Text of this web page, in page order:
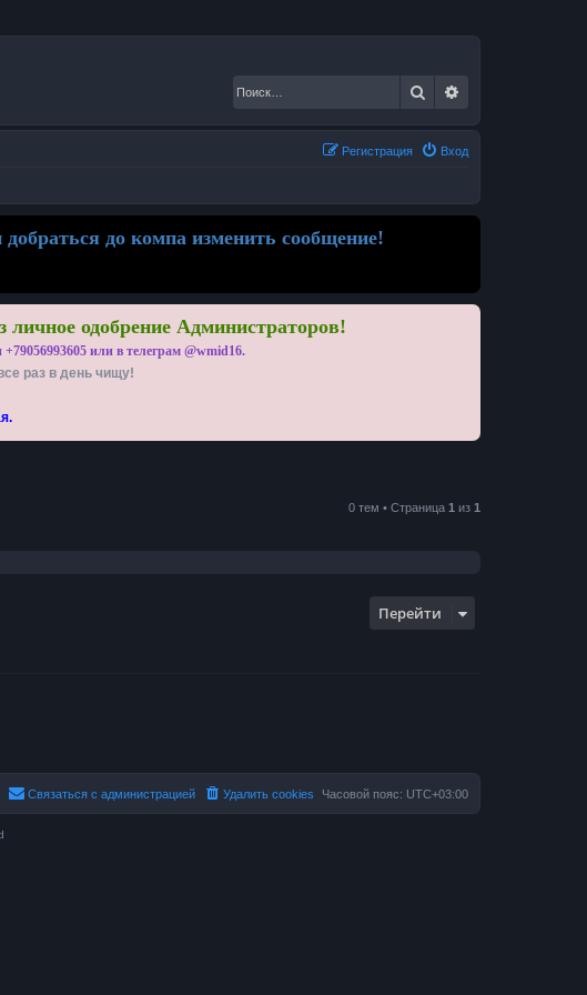
Поиск
Вход
Регистрация
до компа изменить сообщение!
одобрение Администраторов!
или в телеграм @wmid16.
раз в день чищу!
0 тем • Страница 1 из 1
Перейти
Часовой пояс: UTC+03:00
Удалить cookies
Связаться с администрацией